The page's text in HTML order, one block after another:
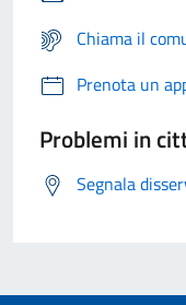
Chiama il
Prenota un
Problemi in
Segnala